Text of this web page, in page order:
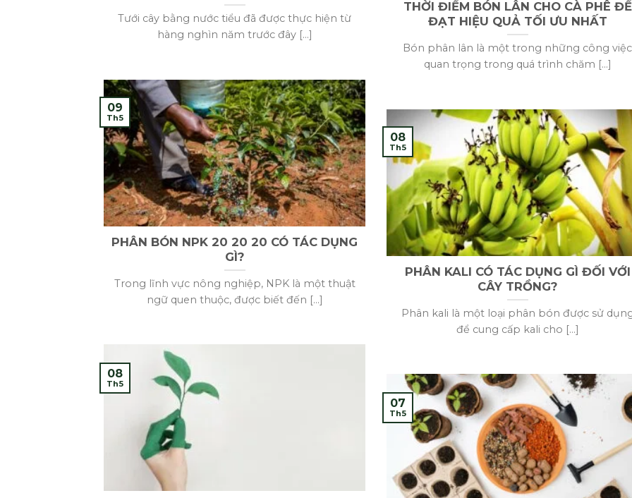
Tưới cây bằng nước tiểu đã được thực hiện từ
hàng nghìn năm trước đây [...]
THỜI ĐIỂM BÓN LÂN CHO CÀ PHÊ ĐỂ
ĐẠT HIỆU QUẢ TỐI ƯU NHẤT
Bón phân lân là một trong những công việc
quan trọng trong quá trình chăm [...]
PHÂN BÓN NPK 20 20 20 CÓ TÁC DỤNG
GÌ?
Trong lĩnh vực nông nghiệp, NPK là một thuật
ngữ quen thuộc, được biết đến [...]
09
Th5
PHÂN KALI CÓ TÁC DỤNG GÌ ĐỐI VỚI
CÂY TRỒNG?
Phân kali là một loại phân bón được sử
để cung cấp kali cho [...]
08
Th5
08
Th5
07
Th5